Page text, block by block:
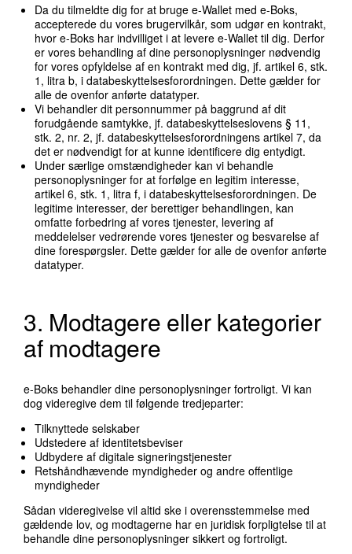
Da du tilmeldte dig for at bruge e-Wallet med e-Boks,
accepterede du vores brugervilkår, som udgør en kontrakt,
hvor e-Boks har indvilliget i at levere e-Wallet til dig. Derfor
er vores behandling af dine personoplysninger nødvendig
for vores opfyldelse af en kontrakt med dig, jf. artikel 6, stk.
1, litra b, i databeskyttelsesforordningen. Dette gælder for
alle de ovenfor anførte datatyper.
Vi behandler dit personnummer på baggrund af dit
forudgående samtykke, jf. databeskyttelseslovens § 11,
stk. 2, nr. 2, jf. databeskyttelsesforordningens artikel 7, da
det er nødvendigt for at kunne identificere dig entydigt.
Under særlige omstændigheder kan vi behandle
personoplysninger for at forfølge en legitim interesse,
artikel 6, stk. 1, litra f, i databeskyttelsesforordningen. De
legitime interesser, der berettiger behandlingen, kan
omfatte forbedring af vores tjenester, levering af
meddelelser vedrørende vores tjenester og besvarelse af
dine forespørgsler. Dette gælder for alle de ovenfor anførte
datatyper.
3. Modtagere eller kategorier
af modtagere
e-Boks behandler dine personoplysninger fortroligt. Vi kan
dog videregive dem til følgende tredjeparter:
Tilknyttede selskaber
Udstedere af identitetsbeviser
Udbydere af digitale signeringstjenester
Retshåndhævende myndigheder og andre offentlige
myndigheder
Sådan videregivelse vil altid ske i overensstemmelse med
gældende lov, og modtagerne har en juridisk forpligtelse til at
behandle dine personoplysninger sikkert og fortroligt.